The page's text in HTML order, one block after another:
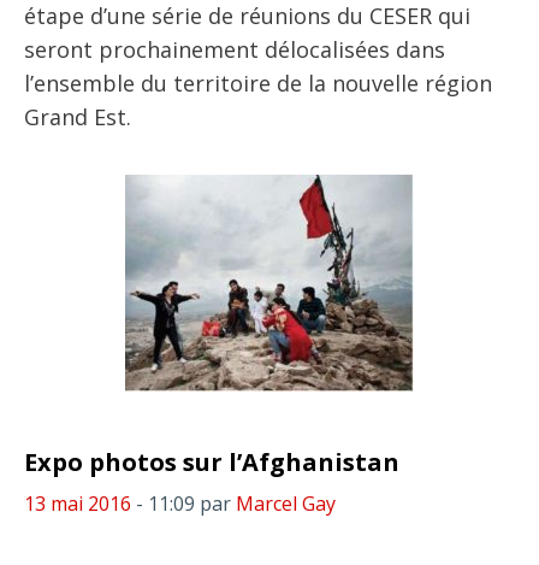
étape d’une série de réunions du CESER qui
seront prochainement délocalisées dans
l’ensemble du territoire de la nouvelle région
Grand Est.
Expo photos sur l’Afghanistan
13 mai 2016 - 11:09 par Marcel Gay